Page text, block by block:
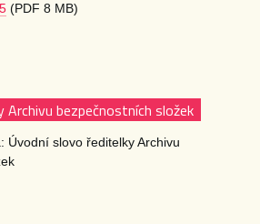
(PDF 8 MB)
bezpečnostních složek
Úvodní slovo ředitelky Archivu